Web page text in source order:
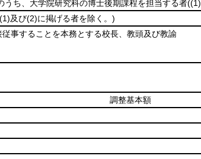
ち、大学院研究科の博士後期課程を担当する者((1)
(1)及び(2)に掲げる者を除く。)
従事することを本務とする校長、教頭及び教諭
調整基本額